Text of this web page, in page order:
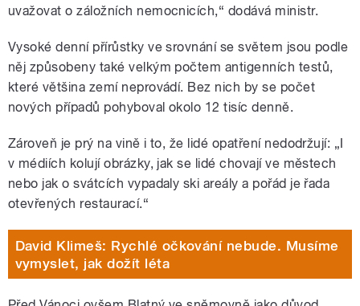
uvažovat o záložních nemocnicích,“ dodává ministr.
Vysoké denní přírůstky ve srovnání se světem jsou podle
něj způsobeny také velkým počtem antigenních testů,
které většina zemí neprovádí. Bez nich by se počet
nových případů pohyboval okolo 12 tisíc denně.
Zároveň je prý na vině i to, že lidé opatření nedodržují: „I
v médiích kolují obrázky, jak se lidé chovají ve městech
nebo jak o svátcích vypadaly ski areály a pořád je řada
otevřených restaurací.“
David Klimeš: Rychlé očkování nebude. Musíme
vymyslet, jak dožít léta